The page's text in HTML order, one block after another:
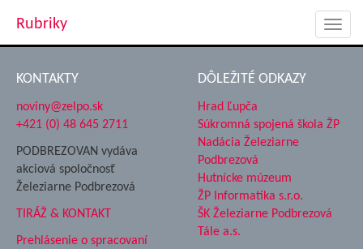
Rubriky
KONTAKTY
noviny@zelpo.sk
+421 (0) 48 645 2711
PODBREZOVAN vydáva
akciová spoločnosť
Železiarne Podbrezová
TIRÁŽ & KONTAKT
Prehlásenie o spracovaní
DÔLEŽITÉ ODKAZY
Hrad Ľupča
Súkromná spojená škola ŽP
Nadácia Železiarne
Podbrezová
Hutnícke múzeum
ŽP Informatika s.r.o.
ŠK Železiarne Podbrezová
Tále a.s.